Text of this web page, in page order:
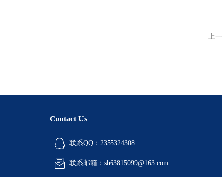
上
Contact Us
联系QQ：2355324308
联系邮箱：sh63815099@163.com